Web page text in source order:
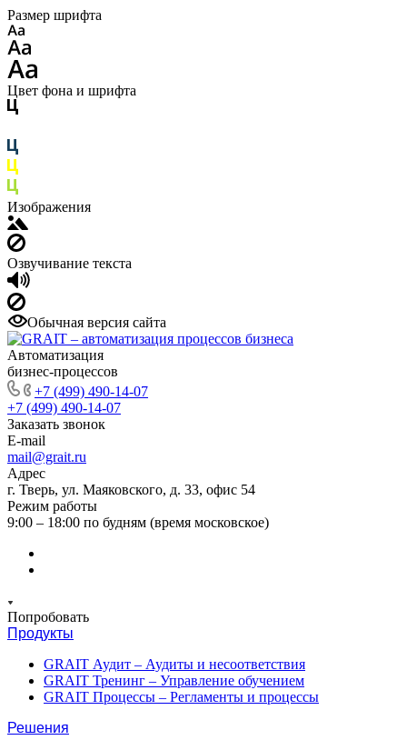
Размер шрифта
Цвет фона и шрифта
Изображения
Озвучивание текста
Обычная версия сайта
Автоматизация
бизнес-процессов
+7 (499) 490-14-07
+7 (499) 490-14-07
Заказать звонок
E-mail
mail@grait.ru
Адрес
г. Тверь, ул. Маяковского, д. 33, офис 54
Режим работы
9:00 – 18:00 по будням (время московское)
Попробовать
Продукты
GRAIT Аудит – Аудиты и несоответствия
GRAIT Тренинг – Управление обучением
GRAIT Процессы – Регламенты и процессы
Решения